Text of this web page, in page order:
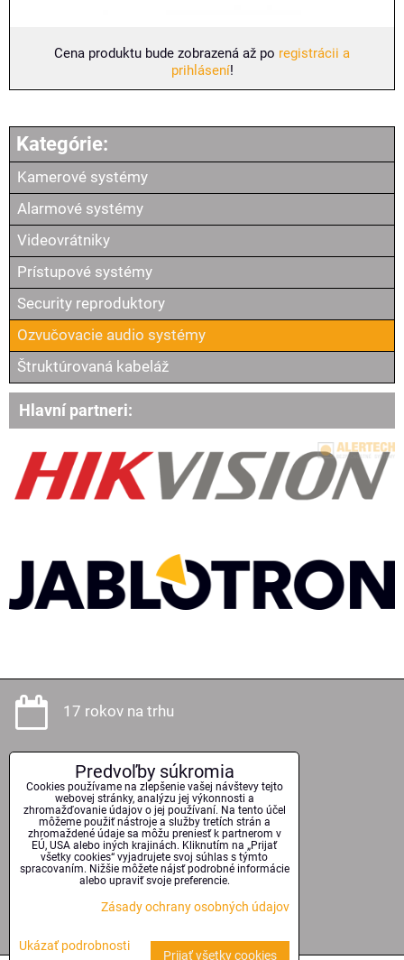
Cena produktu bude zobrazená až po registrácii a
prihlásení!
Kamerové systémy
Alarmové systémy
Videovrátniky
Prístupové systémy
Security reproduktory
Ozvučovacie audio systémy
Štruktúrovaná kabeláž
Hlavní partneri:
17 rokov na trhu
Odborné poradenstvo
Kvalitné technológie
Serióznosť a spoľahlivosť
Predvoľby súkromia
Cookies používame na zlepšenie vašej návštevy tejto
webovej stránky, analýzu jej výkonnosti a
zhromažďovanie údajov o jej používaní. Na tento účel
môžeme použiť nástroje a služby tretích strán a
zhromaždené údaje sa môžu preniesť k partnerom v
EÚ, USA alebo iných krajinách. Kliknutím na „Prijať
všetky cookies“ vyjadrujete svoj súhlas s týmto
spracovaním. Nižšie môžete nájsť podrobné informácie
alebo upraviť svoje preferencie.
Zásady ochrany osobných údajov
Ukázať podrobnosti
Prijať všetky cookies